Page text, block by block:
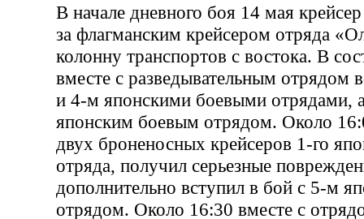
В начале дневного боя 14 мая
за флагманским крейсером отряда
колонну транспортов с востока. В
вместе с разведывательным отрядом
и 4-м японскими боевыми отрядами,
японским боевым отрядом. Около
двух броненосных крейсеров 1-го
отряда, получил серьезные
дополнительно вступил в бой с 5-м
отрядом. Около 16:30 вместе с